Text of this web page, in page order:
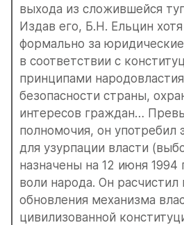
выхода из сложившейся
Издав его, Б.Н. Ельцин
формально за
в соответствии с
принципами
безопасности страны,
интересов граждан…
полномочия, он употребил
для узурпации власти
назначены на 12 июня
воли народа. Он расчистил
обновления механизма
цивилизованной